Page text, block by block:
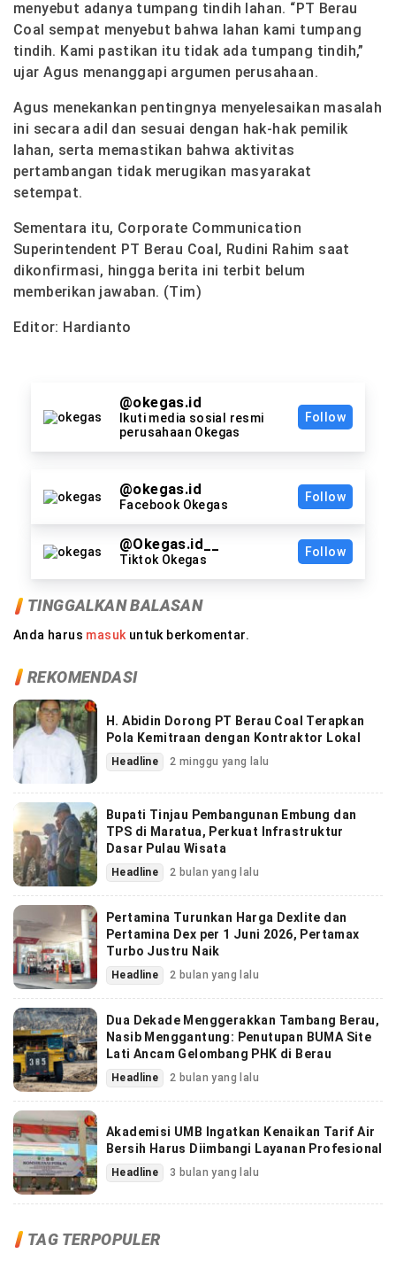
menyebut adanya tumpang tindih lahan. “PT Berau
Coal sempat menyebut bahwa lahan kami tumpang
tindih. Kami pastikan itu tidak ada tumpang tindih,”
ujar Agus menanggapi argumen perusahaan.
Agus menekankan pentingnya menyelesaikan masalah
ini secara adil dan sesuai dengan hak-hak pemilik
lahan, serta memastikan bahwa aktivitas
pertambangan tidak merugikan masyarakat
setempat.
Sementara itu, Corporate Communication
Superintendent PT Berau Coal, Rudini Rahim saat
dikonfirmasi, hingga berita ini terbit belum
memberikan jawaban. (Tim)
Editor: Hardianto
@okegas.id
Ikuti media sosial resmi
perusahaan Okegas
Follow
@okegas.id
Facebook Okegas
Follow
@Okegas.id__
Tiktok Okegas
Follow
TINGGALKAN BALASAN
Anda harus masukuntuk berkomentar.
REKOMENDASI
H. Abidin Dorong PT Berau Coal Terapkan
Pola Kemitraan dengan Kontraktor Lokal
Headline 2 minggu yang lalu
Bupati Tinjau Pembangunan Embung dan
TPS di Maratua, Perkuat Infrastruktur
Dasar Pulau Wisata
Headline 2 bulan yang lalu
Pertamina Turunkan Harga Dexlite dan
Pertamina Dex per 1 Juni 2026, Pertamax
Turbo Justru Naik
Headline 2 bulan yang lalu
Dua Dekade Menggerakkan Tambang Berau,
Nasib Menggantung: Penutupan BUMA Site
Lati Ancam Gelombang PHK di Berau
Headline 2 bulan yang lalu
Akademisi UMB Ingatkan Kenaikan Tarif Air
Bersih Harus Diimbangi Layanan Profesional
Headline 3 bulan yang lalu
TAG TERPOPULER